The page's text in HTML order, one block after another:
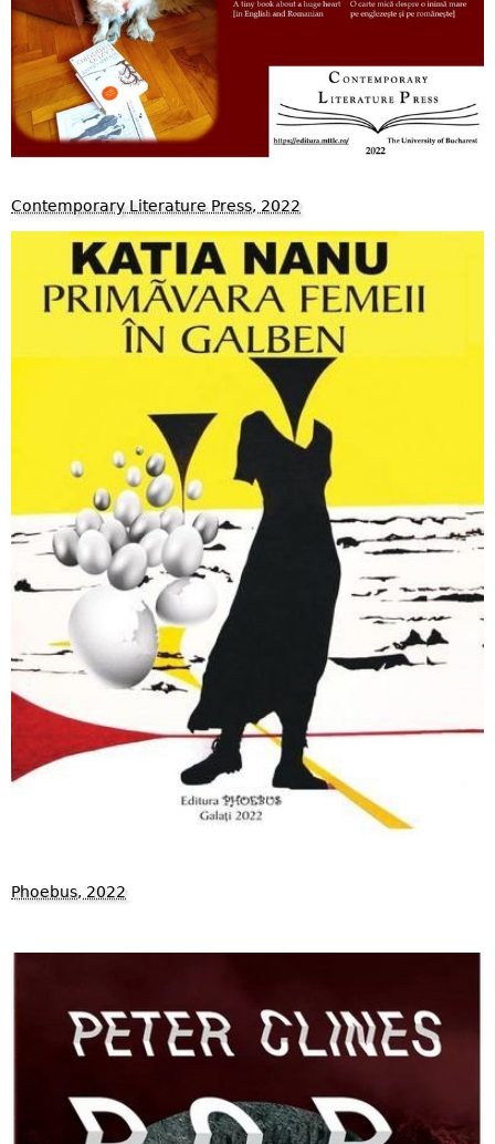
Contemporary Literature Press, 2022
Phoebus, 2022